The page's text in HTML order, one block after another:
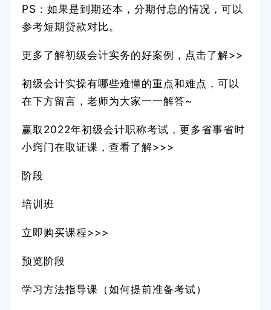
PS：如果是到期还本，分期付息的情况，可以
参考短期贷款对比。
更多了解初级会计实务的好案例，点击了解>>
初级会计实操有哪些难懂的重点和难点，可以
在下方留言，老师为大家一一解答~
赢取2022年初级会计职称考试，更多省事省时
小窍门在取证课，查看了解>>>
阶段
培训班
立即购买课程>>>
预览阶段
学习方法指导课（如何提前准备考试）